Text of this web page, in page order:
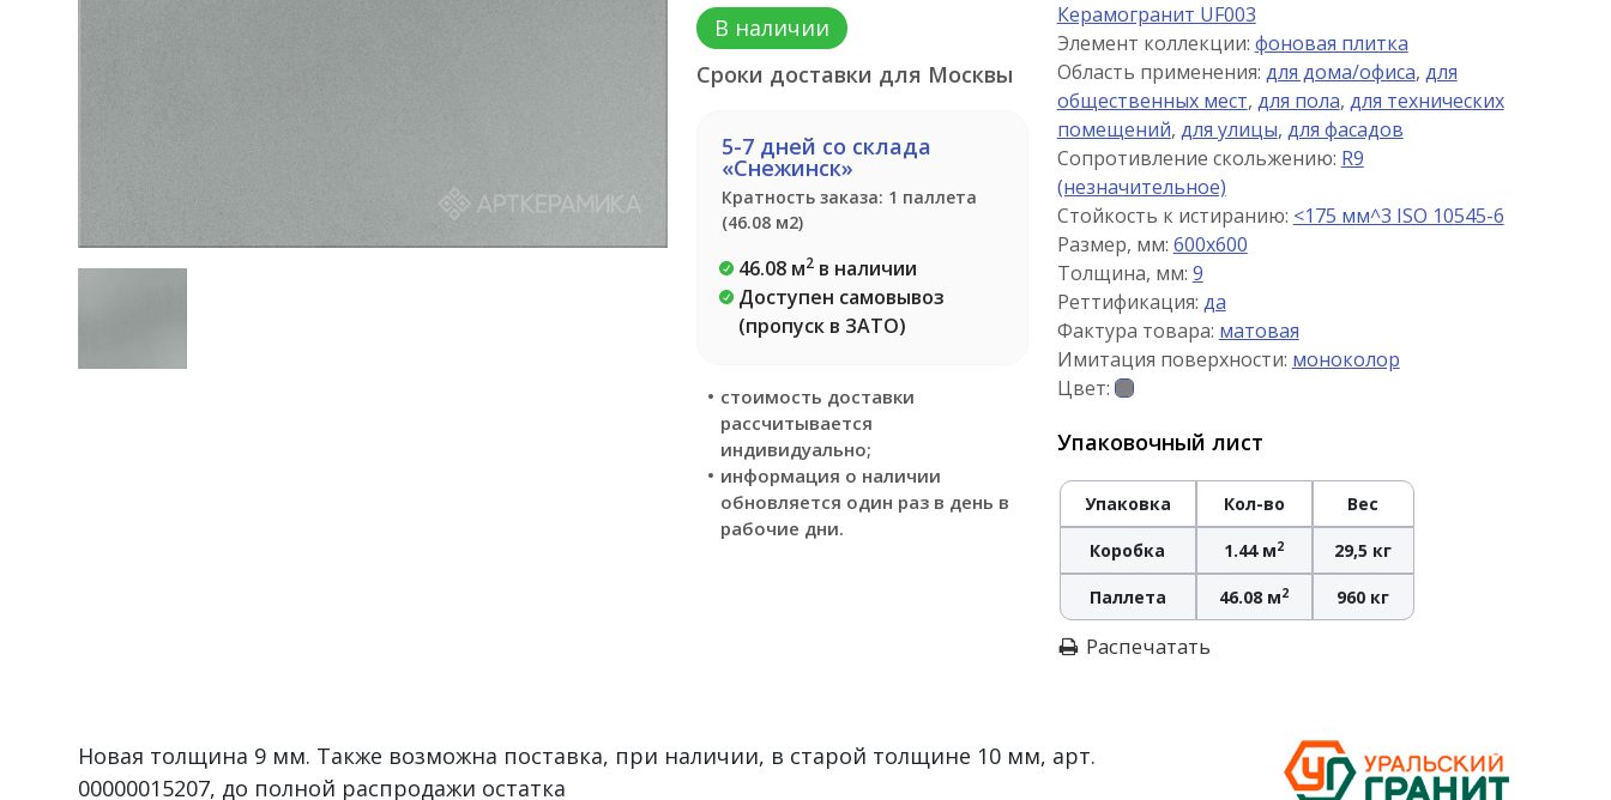
В наличии
Сроки доставки для Москвы
5-7 дней со склада
«Снежинск»
Кратность заказа: 1 паллета
(46.08 м2)
46.08 м2в наличии
Доступен самовывоз
(пропуск в ЗАТО)
стоимость доставки
рассчитывается
индивидуально;
информация о наличии
обновляется один раз в день в
рабочие дни.
Керамогранит UF003
Элемент коллекции: фоновая плитка
Область применения: для дома/офиса, для
общественных мест, для пола, для технических
помещений, для улицы, для фасадов
Сопротивление скольжению: R9
(незначительное)
Стойкость к истиранию: <175 мм^3 ISO 10545-6
Размер, мм: 600x600
Толщина, мм: 9
Реттификация: да
Фактура товара: матовая
Имитация поверхности: моноколор
Цвет:
Упаковочный лист
Упаковка Кол-во Вес
Коробка 1.44 м2 29,5 кг
Паллета 46.08 м2 960 кг
Распечатать
Новая толщина 9 мм. Также возможна поставка, при наличии, в старой толщине 10 мм, арт.
00000015207, до полной распродажи остатка